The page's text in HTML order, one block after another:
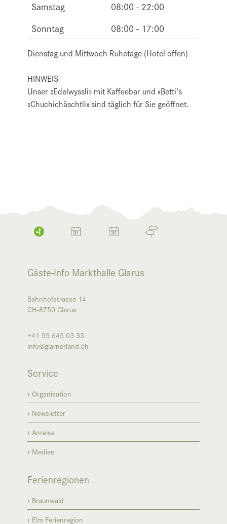
Samstag
08:00 - 22:00
Sonntag
08:00 - 17:00
Dienstag und Mittwoch Ruhetage (Hotel offen)
HINWEIS
Unser «Edelwyssli» mit Kaffeebar und «Betti's
«Chuchichäschtli» sind täglich für Sie geöffnet.
Gäste-Info Markthalle Glarus
Bahnhofstrasse 14
CH-8750 Glarus
+41 55 645 03 33
info@glarnerland.ch
Service
Organisation
Newsletter
Anreise
Medien
Ferienregionen
Braunwald
Elm Ferienregion